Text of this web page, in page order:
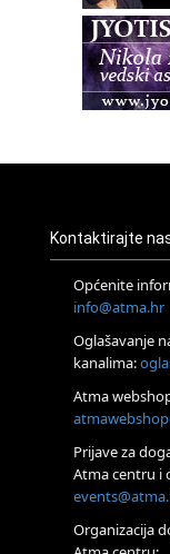
Access BARS®,
Access
Tečaj Višeg
25.08.
Upisi u
generacija kreće
Online
Škola BaZi –
Visoko
Alemka
konstelacija
Online
Kontaktirajte
Općenite
info@atma.hr
Oglašavanje
kanalima:
Atma
Prijave za
Atma centru i
Organizacija